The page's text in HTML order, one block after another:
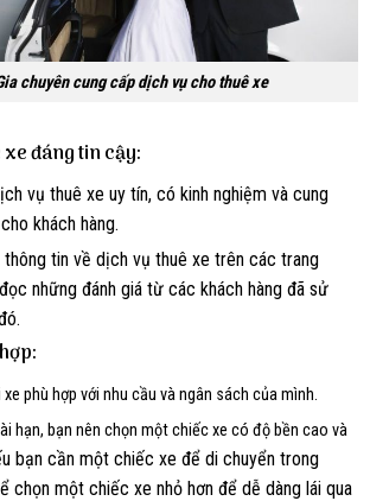
chuyên cung cấp dịch vụ cho thuê xe
xe đáng tin cậy:
vụ thuê xe uy tín, có kinh nghiệm và cung
khách hàng.
tin về dịch vụ thuê xe trên các trang
những đánh giá từ các khách hàng đã sử
phù hợp với nhu cầu và ngân sách của mình.
hạn, bạn nên chọn một chiếc xe có độ bền cao và
bạn cần một chiếc xe để di chuyển trong
chọn một chiếc xe nhỏ hơn để dễ dàng lái qua